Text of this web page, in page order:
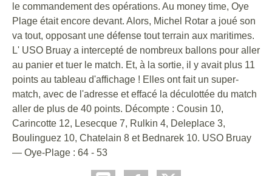
le commandement des opérations. Au money time, Oye
Plage était encore devant. Alors, Michel Rotar a joué son
va tout, opposant une défense tout terrain aux maritimes.
L' USO Bruay a intercepté de nombreux ballons pour aller
au panier et tuer le match. Et, à la sortie, il y avait plus 11
points au tableau d'affichage ! Elles ont fait un super-
match, avec de l'adresse et effacé la déculottée du match
aller de plus de 40 points. Décompte : Cousin 10,
Carincotte 12, Lesecque 7, Rulkin 4, Deleplace 3,
Boulinguez 10, Chatelain 8 et Bednarek 10. USO Bruay
— Oye-Plage : 64 - 53